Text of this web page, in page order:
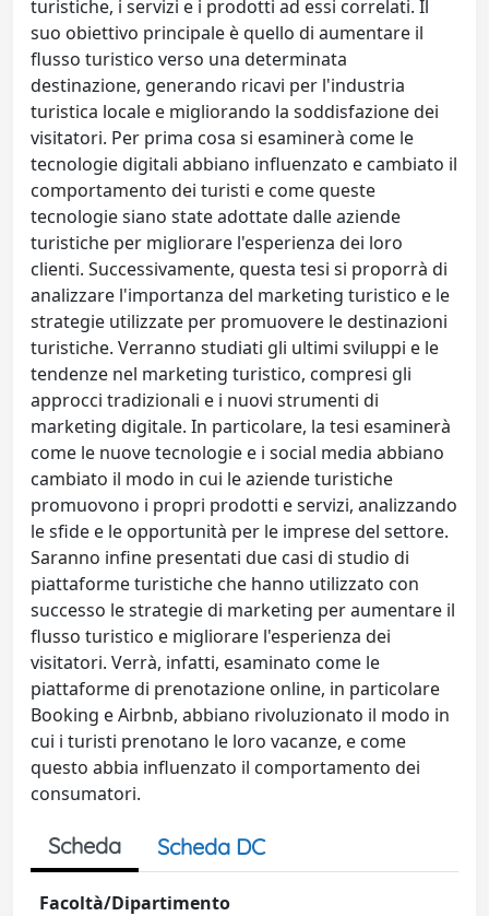
turistiche, i servizi e i prodotti ad essi correlati. Il
suo obiettivo principale è quello di aumentare il
flusso turistico verso una determinata
destinazione, generando ricavi per l'industria
turistica locale e migliorando la soddisfazione dei
visitatori. Per prima cosa si esaminerà come le
tecnologie digitali abbiano influenzato e cambiato il
comportamento dei turisti e come queste
tecnologie siano state adottate dalle aziende
turistiche per migliorare l'esperienza dei loro
clienti. Successivamente, questa tesi si proporrà di
analizzare l'importanza del marketing turistico e le
strategie utilizzate per promuovere le destinazioni
turistiche. Verranno studiati gli ultimi sviluppi e le
tendenze nel marketing turistico, compresi gli
approcci tradizionali e i nuovi strumenti di
marketing digitale. In particolare, la tesi esaminerà
come le nuove tecnologie e i social media abbiano
cambiato il modo in cui le aziende turistiche
promuovono i propri prodotti e servizi, analizzando
le sfide e le opportunità per le imprese del settore.
Saranno infine presentati due casi di studio di
piattaforme turistiche che hanno utilizzato con
successo le strategie di marketing per aumentare il
flusso turistico e migliorare l'esperienza dei
visitatori. Verrà, infatti, esaminato come le
piattaforme di prenotazione online, in particolare
Booking e Airbnb, abbiano rivoluzionato il modo in
cui i turisti prenotano le loro vacanze, e come
questo abbia influenzato il comportamento dei
consumatori.
Scheda Scheda DC
Facoltà/Dipartimento